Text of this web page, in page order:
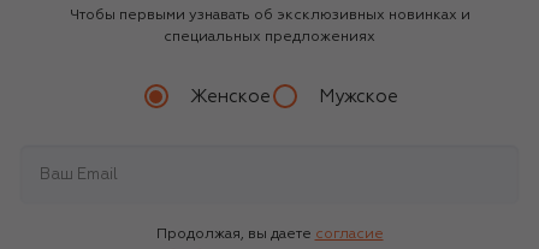
Чтобы первыми узнавать об эксклюзивных новинках и
специальных предложениях
Женское Мужское
Продолжая, вы даете согласие